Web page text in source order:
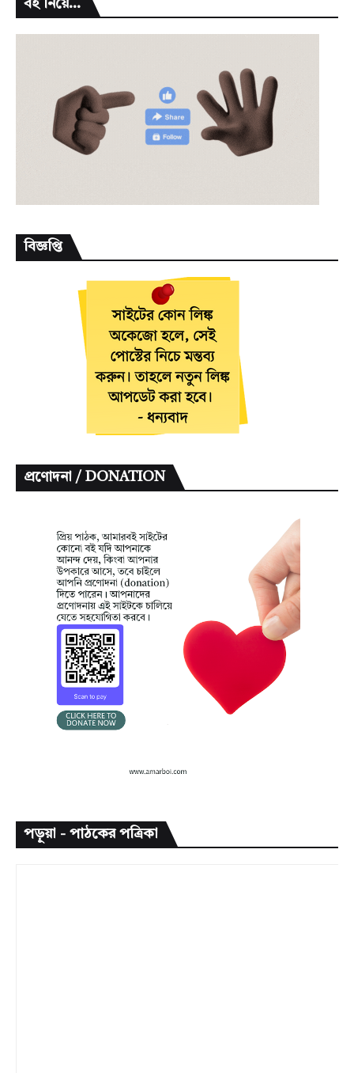
বই নিয়ে...
বিজ্ঞপ্তি
প্রণোদনা / DONATION
পড়ুয়া - পাঠকের পত্রিকা